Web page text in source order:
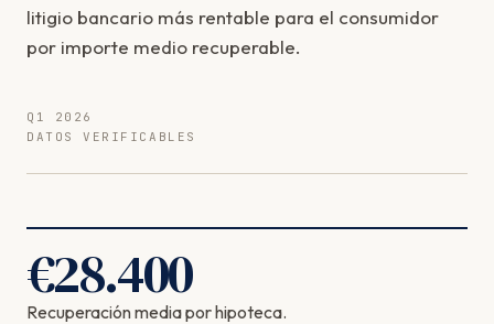
litigio bancario más rentable para el consumidor
por importe medio recuperable.
Q1 2026
DATOS VERIFICABLES
€28.400
Recuperación media por hipoteca.